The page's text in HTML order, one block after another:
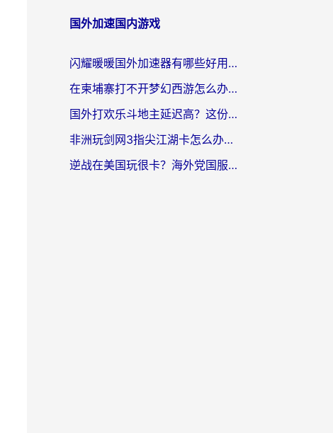
国外加速国内游戏
闪耀暖暖国外加速器有哪些好用？海外党亲测的国服游戏加速终极指南
在柬埔寨打不开梦幻西游怎么办？海外玩家国服游戏加速终极指南
国外打欢乐斗地主延迟高？这份海外玩家国服游戏加速指南帮你解决卡顿烦恼
非洲玩剑网3指尖江湖卡怎么办？这份实测有效的国服游戏加速指南请收好
逆战在美国玩很卡？海外党国服游戏加速终极指南（附DNF宝可梦加速技巧）